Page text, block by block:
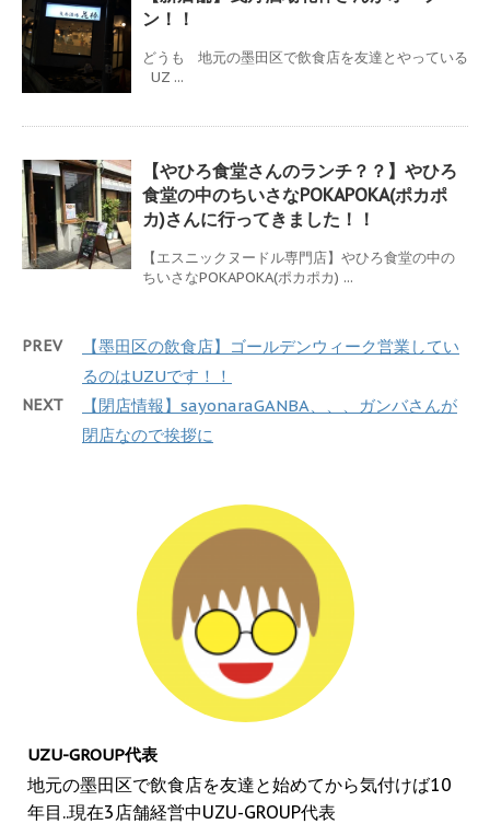
ン！！
どうも 地元の墨田区で飲食店を友達とやっている
UZ ...
【やひろ食堂さんのランチ？？】やひろ
食堂の中のちいさなPOKAPOKA(ポカポ
カ)さんに行ってきました！！
【エスニックヌードル専門店】やひろ食堂の中の
ちいさなPOKAPOKA(ポカポカ) ...
PREV
【墨田区の飲食店】ゴールデンウィーク営業してい
るのはUZUです！！
NEXT
【閉店情報】sayonaraGANBA、、、ガンバさんが
閉店なので挨拶に
UZU-GROUP代表
地元の墨田区で飲食店を友達と始めてから気付けば10
年目..現在3店舗経営中UZU-GROUP代表